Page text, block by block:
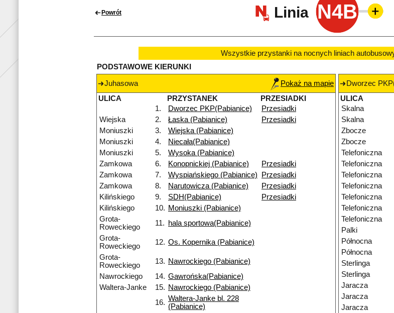
Powrót Linia N4B
Wszystkie przystanki na nocnych liniach
PODSTAWOWE KIERUNKI
Juhasowa
Pokaż na mapie
ULICA
PRZYSTANEK
PRZESIADKI
1.
Dworzec PKP(Pabianice)
Przesiadki
Wiejska
2. Łaska (Pabianice)
Przesiadki
Moniuszki
3.
Wiejska (Pabianice)
Moniuszki
4.
Niecała(Pabianice)
Moniuszki
5.
Wysoka (Pabianice)
Zamkowa
6. Konopnickiej (Pabianice)
Przesiadki
Zamkowa
7. Wyspiańskiego (Pabianice)
Przesiadki
Zamkowa
8. Narutowicza (Pabianice)
Przesiadki
Kilińskiego
9. SDH(Pabianice)
Przesiadki
Kilińskiego
10. Moniuszki (Pabianice)
Grota-
Roweckiego
11.
hala sportowa(Pabianice)
Grota-
Roweckiego
12. Os. Kopernika (Pabianice)
Grota-
Roweckiego
13. Nawrockiego (Pabianice)
Nawrockiego
14. Gawrońska(Pabianice)
Waltera-Janke
15. Nawrockiego (Pabianice)
16. Waltera-Janke bl. 228
(Pabianice)
Dworzec
ULICA
Skalna
Skalna
Zbocze
Zbocze
Telefoniczna
Telefoniczna
Telefoniczna
Telefoniczna
Telefoniczna
Telefoniczna
Telefoniczna
Palki
Północna
Północna
Sterlinga
Sterlinga
Jaracza
Jaracza
Jaracza